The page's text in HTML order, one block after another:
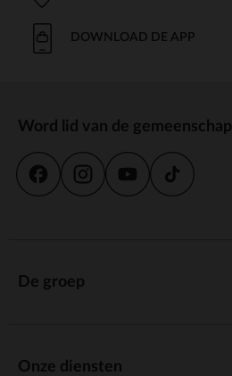
DOWNLOAD DE APP
Word lid van de gemeenschap
De groep
Onze diensten